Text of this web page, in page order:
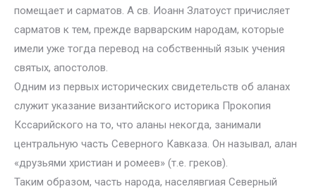
помещает и сарматов. А св. Иоанн Златоуст причисляет
сарматов к тем, прежде варварским народам, которые
имели уже тогда перевод на собственный язык учения
святых, апостолов.
Одним из первых исторических свидетельств об аланах
служит указание византийского историка Прокопия
Кссарийского на то, что аланы некогда, занимали
центральную часть Северного Кавказа. Он называл, алан
«друзьями христиан и ромеев» (т.е. греков).
Таким образом, часть народа, населявгиая Северный